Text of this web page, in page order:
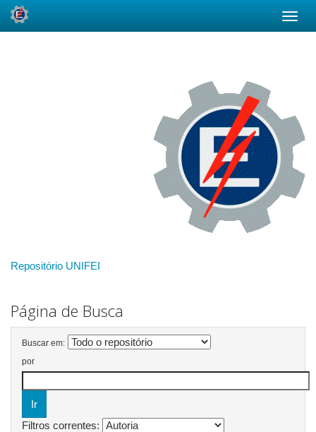
Repositório UNIFEI
Página de Busca
Buscar em:
por
Filtros correntes: